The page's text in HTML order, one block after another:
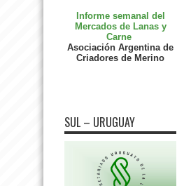
Informe semanal del
Mercados de Lanas y
Carne
Asociación Argentina de
Criadores de Merino
SUL – URUGUAY